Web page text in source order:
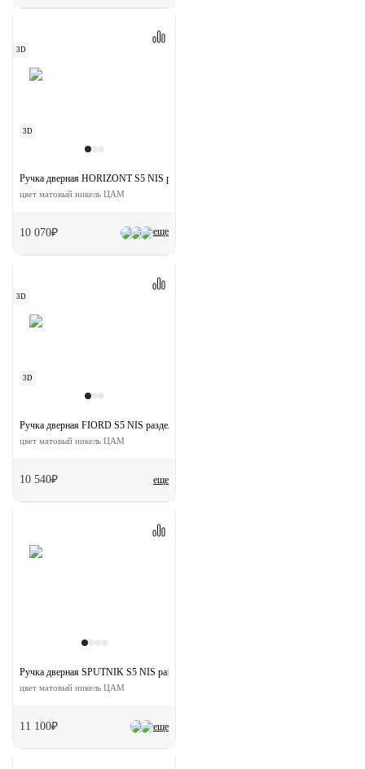
3D
3D
еще
Ручка дверная HORIZONT S5 NIS раздельная на квадратной розетке 7 мм
цвет матовый никель ЦАМ
10 070₽
3D
3D
еще
Ручка дверная FIORD S5 NIS раздельная на квадратной розетке
цвет матовый никель ЦАМ
10 540₽
еще
Ручка дверная SPUTNIK S5 NIS раздельная на квадратной розетке
цвет матовый никель ЦАМ
11 100₽